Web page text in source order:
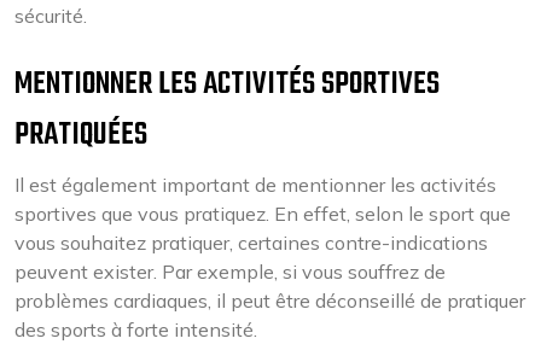
sécurité.
MENTIONNER LES ACTIVITÉS SPORTIVES
PRATIQUÉES
Il est également important de mentionner les activités
sportives que vous pratiquez. En effet, selon le sport que
vous souhaitez pratiquer, certaines contre-indications
peuvent exister. Par exemple, si vous souffrez de
problèmes cardiaques, il peut être déconseillé de pratiquer
des sports à forte intensité.